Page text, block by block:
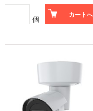
個 カートへ